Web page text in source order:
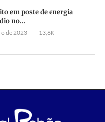
em poste de energia
no...
de 2023
13,6K